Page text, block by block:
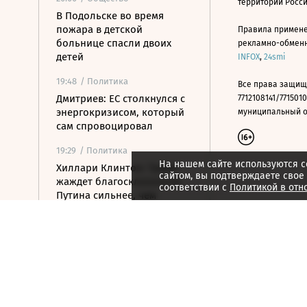
В Подольске во время
пожара в детской
больнице спасли двоих
детей
19:48 / Политика
Дмитриев: ЕС столкнулся с
энергокризисом, который
сам спровоцировал
19:29 / Политика
Хиллари Клинтон: Трамп
жаждет благосклонности
Путина сильнее, чем
На нашем сайте используются
сайтом, вы подтверждаете свое
соответствии с Политикой в
территории
Правила
рекламно-
INFOX, 24smi
Все права
7712108141/
муниципальный